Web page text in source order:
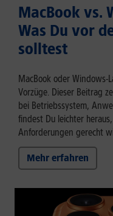
MacBook vs.
Was Du vor
solltest
MacBook oder Windows-
Vorzüge. Dieser Beitrag
bei Betriebssystem,
findest Du leichter
Anforderungen gerecht
Mehr erfahren